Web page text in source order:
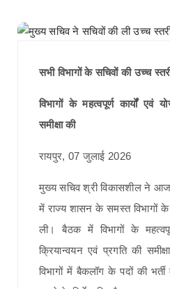
सभी विभागों के सचिवों की उच्च
विभागों के महत्वपूर्ण कार्यों एवं
समीक्षा की
रायपुर, 07 जुलाई 2026
मुख्य सचिव श्री विकासशील ने आज
में राज्य शासन के समस्त विभागों
ली। बैठक में विभागों के
क्रियान्वयन एवं प्रगति की
विभागों में बैकलॉग के पदों की